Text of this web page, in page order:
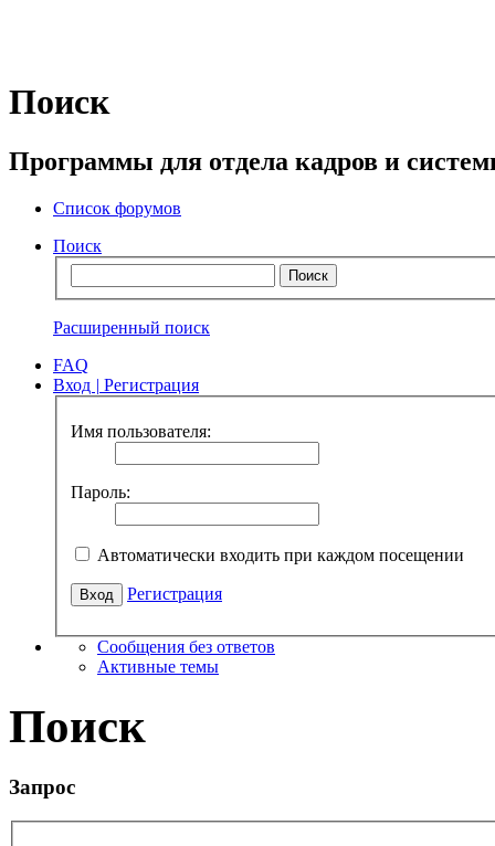
Поиск
Программы для отдела кадров и
Список форумов
Поиск
Расширенный поиск
FAQ
Вход | Регистрация
Имя пользователя:
Пароль:
Автоматически входить при каждом посещении
Регистрация
Сообщения без ответов
Активные темы
Поиск
Запрос